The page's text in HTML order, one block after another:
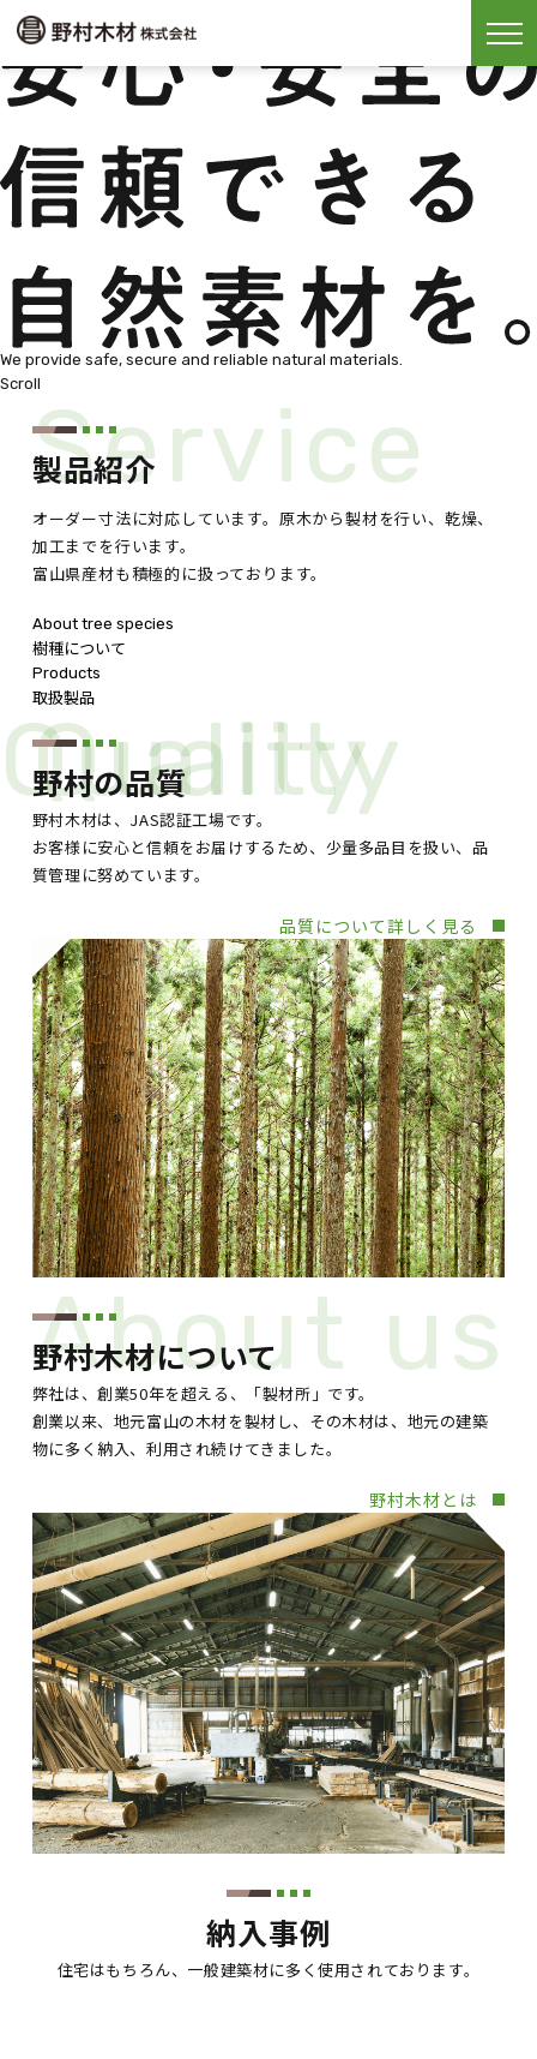
We provide safe, secure and reliable natural materials.
Scroll
Service
製品紹介
オーダー寸法に対応しています。原木から製材を行い、乾燥、
加工までを行います。
富山県産材も積極的に扱っております。
About tree species
樹種について
Products
取扱製品
Quality
Quality
野村の品質
野村木材は、JAS認証工場です。
お客様に安心と信頼をお届けするため、少量多品目を扱い、品
質管理に努めています。
品質について詳しく見る
About us
野村木材について
弊社は、創業50年を超える、「製材所」です。
創業以来、地元富山の木材を製材し、その木材は、地元の建築
物に多く納入、利用され続けてきました。
野村木材とは
納入事例
住宅はもちろん、一般建築材に多く使用されております。